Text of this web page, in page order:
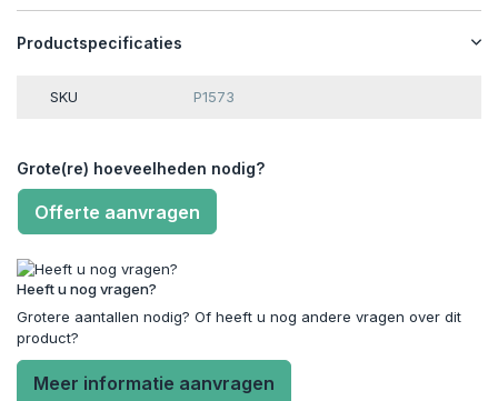
Productspecificaties
SKU P1573
Grote(re) hoeveelheden nodig?
Offerte aanvragen
Heeft u nog vragen?
Grotere aantallen nodig? Of heeft u nog andere vragen over dit
product?
Meer informatie aanvragen